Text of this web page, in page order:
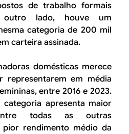
de trabalho formais
outro lado, houve um
categoria de 200 mil
carteira assinada.
domésticas merece
representarem em média
entre 2016 e 2023.
categoria apresenta maior
todas as outras
rendimento médio da